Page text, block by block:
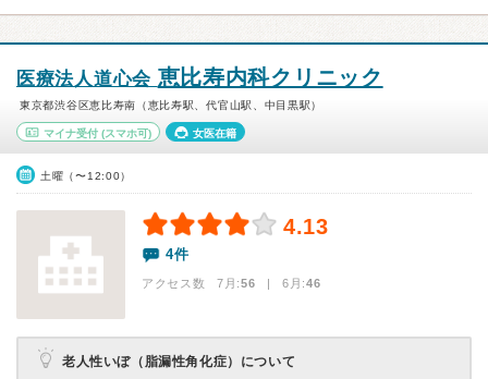
医療法人道心会 恵比寿内科クリニック
東京都渋谷区恵比寿南（恵比寿駅、代官山駅、中目黒駅）
マイナ受付 (スマホ可) 女医在籍
土曜（〜12:00）
4.13
4件
アクセス数 7月:56 | 6月:46
老人性いぼ（脂漏性角化症）について